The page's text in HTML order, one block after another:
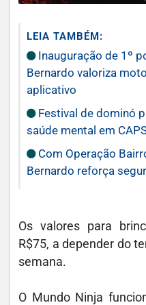
LEIA TAMBÉM:
Inauguração de 1º
Bernardo valoriza
aplicativo
Festival de dominó
saúde mental em
Com Operação
Bernardo reforça
Os valores para
R$75, a depender do
semana.
O Mundo Ninja